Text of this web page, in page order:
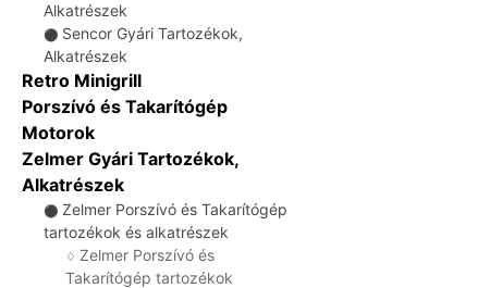
Alkatrészek
⚫ Sencor Gyári Tartozékok,
Alkatrészek
Retro Minigrill
Porszívó és Takarítógép
Motorok
Zelmer Gyári Tartozékok,
Alkatrészek
⚫ Zelmer Porszívó és Takarítógép
tartozékok és alkatrészek
♢ Zelmer Porszívó és
Takarítógép tartozékok